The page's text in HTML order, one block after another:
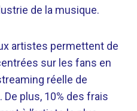
de la musique.
artistes permettent de
sur les fans en
réelle de
De plus, 10% des frais